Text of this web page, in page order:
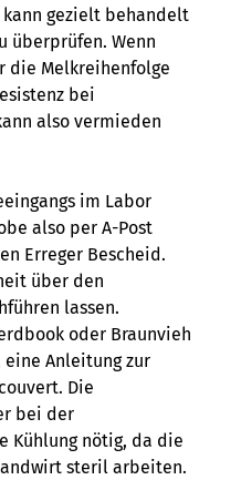
kann gezielt behandelt
überprüfen. Wenn
die Melkreihenfolge
bei
also vermieden
im Labor
also per A-Post
Erreger Bescheid.
über den
lassen.
oder Braunvieh
Anleitung zur
Die
bei der
Kühlung nötig, da die
steril arbeiten.